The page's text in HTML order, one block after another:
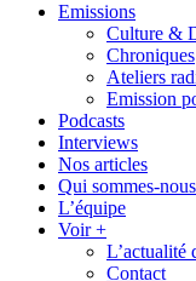
Emissions
Culture &
Chroniques
Ateliers
Emission
Podcasts
Interviews
Nos articles
Qui sommes-
L’équipe
Voir +
L’actualité
Contact